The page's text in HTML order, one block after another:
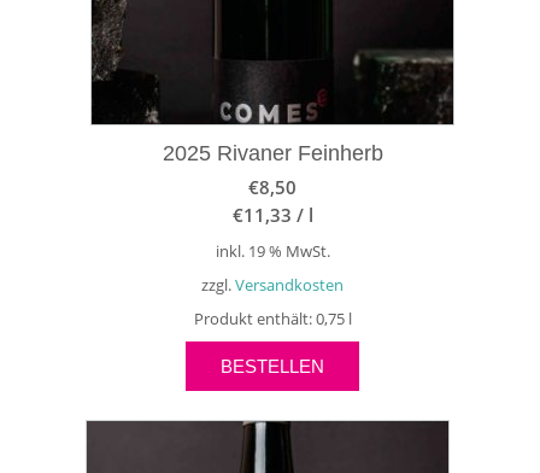
2025 Rivaner Feinherb
€8,50
€11,33 / l
inkl. 19 % MwSt.
zzgl.Versandkosten
Produkt enthält: 0,75 l
BESTELLEN